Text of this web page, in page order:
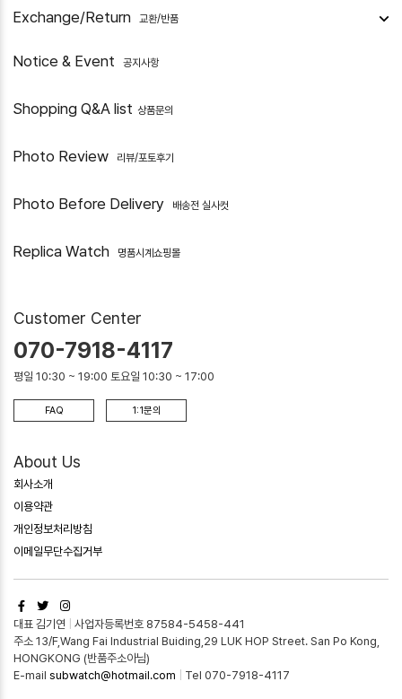
Exchange/Return 교환/반품
Notice & Event 공지사항
Shopping Q&A list 상품문의
Photo Review 리뷰/포토후기
Photo Before Delivery 배송전 실사컷
Replica Watch 명품시계쇼핑몰
Customer Center
070-7918-4117
평일 10:30 ~ 19:00 토요일 10:30 ~ 17:00
FAQ 1:1문의
About Us
회사소개
이용약관
개인정보처리방침
이메일무단수집거부
대표 김기연
사업자등록번호 87584-5458-441
주소 13/F,Wang Fai Industrial Buiding,29 LUK HOP Street. San Po Kong,
HONGKONG (반품주소아님)
E-mail subwatch@hotmail.com Tel 070-7918-4117